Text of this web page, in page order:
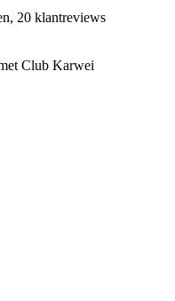
20 klantreviews
Club Karwei